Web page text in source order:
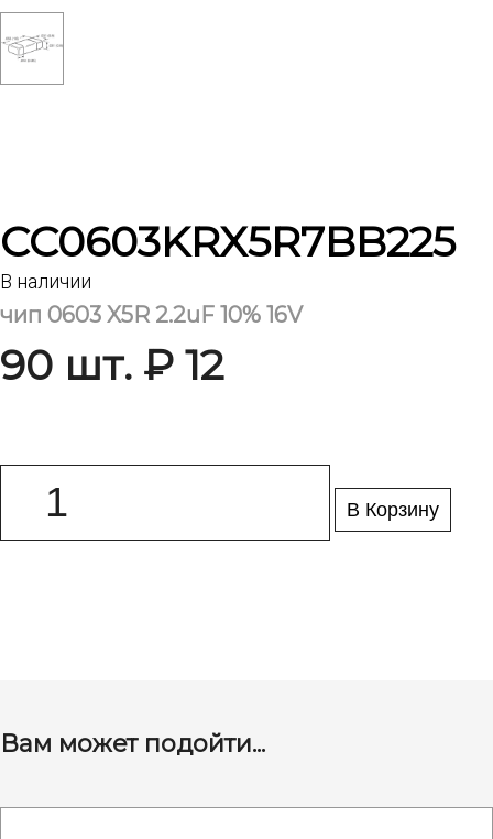
CC0603KRX5R7BB225
В наличии
чип 0603 X5R 2.2uF 10% 16V
90 шт. ₽ 12
В Корзину
Вам может подойти...